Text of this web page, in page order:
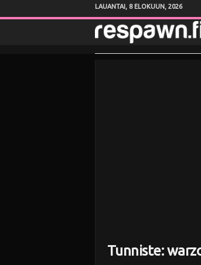
LAUANTAI, 8 ELOKUUN, 2026
Tunniste: